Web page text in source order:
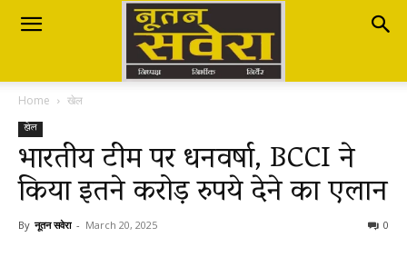
Nutan
Savera
नूतन
Home खेल
खेल
भारतीय टीम पर धनवर्षा, BCCI ने
किया इतने करोड़ रुपये देने का एलान
By नूतन सवेरा - March 20, 2025 0